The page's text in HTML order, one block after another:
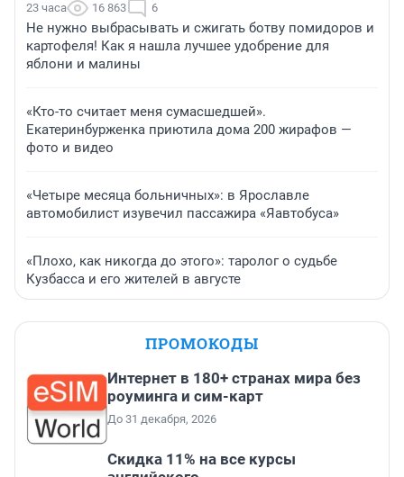
23 часа 16 863 6
Не нужно выбрасывать и сжигать ботву помидоров и
картофеля! Как я нашла лучшее удобрение для
яблони и малины
«Кто-то считает меня сумасшедшей».
Екатеринбурженка приютила дома 200 жирафов —
фото и видео
«Четыре месяца больничных»: в Ярославле
автомобилист изувечил пассажира «Яавтобуса»
«Плохо, как никогда до этого»: таролог о судьбе
Кузбасса и его жителей в августе
ПРОМОКОДЫ
Интернет в 180+ странах мира без
роуминга и сим-карт
До 31 декабря, 2026
Скидка 11% на все курсы